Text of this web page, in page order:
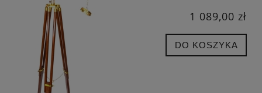
1 089,00 zł
DO KOSZYKA